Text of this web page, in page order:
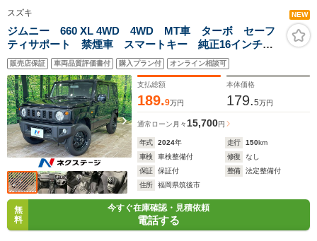
スズキ NEW
ジムニー 660 XL 4WD 4WD MT車 ターボ セーフ
ティサポート 禁煙車 スマートキー 純正16インチア
ルミ 車線逸脱警報 シートヒーター ハイビームアシ
スト プライバシーガラス オートエアコン トラクシ
ョンコントロール
販売店保証 車両品質評価書付 購入プラン付 オンライン相談可
支払総額
189.9万円
本体価格
179.5万円
通常ローン 月々 15,700円
年式 2024年 走行 150km
車検
車検整備付 修復
なし
保証
保証付 整備
法定整備付
住所
福岡県筑後市
無
料
今すぐ在庫確認・見積依頼
電話する